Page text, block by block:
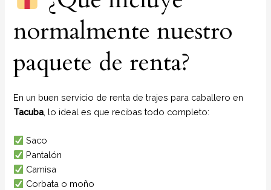
normalmente nuestro
paquete de renta?
En un buen servicio de renta de trajes para caballero en
Tacuba, lo ideal es que recibas todo completo:
Saco
Pantalón
Camisa
Corbata o moño